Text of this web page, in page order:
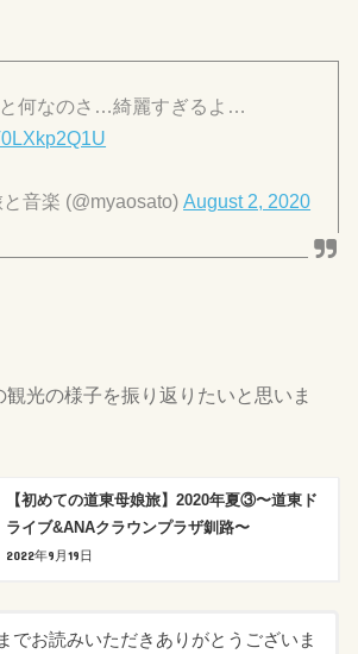
何なのさ…綺麗すぎるよ…
音楽 (@myaosato)August 2, 2020
光の様子を振り返りたいと思いま
【初めての道東母娘旅】2020年夏③〜道東ド
ライブ&ANAクラウンプラザ釧路〜
2022年9月19日
でお読みいただきありがとうございま